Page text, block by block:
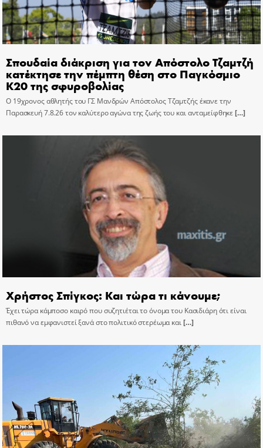
Σπουδαία διάκριση για τον Απόστολο Τζαμτζή
κατέκτησε την πέμπτη θέση στο Παγκόσμιο
Κ20 της σφυροβολίας
Ο 19χρονος αθλητής του ΓΣ Μανδρών Απόστολος Τζαμτζής έκανε την
Παρασκευή 7.8.26 τον καλύτερο αγώνα της ζωής του και ανταμείφθηκε[…]
Χρήστος Σπίγκος: Και τώρα τι κάνουμε;
Έχει τώρα κάμποσο καιρό που συζητιέται το όνομα του Κασιδιάρη ότι είναι
πιθανό να εμφανιστεί ξανά στο πολιτικό στερέωμα και[…]